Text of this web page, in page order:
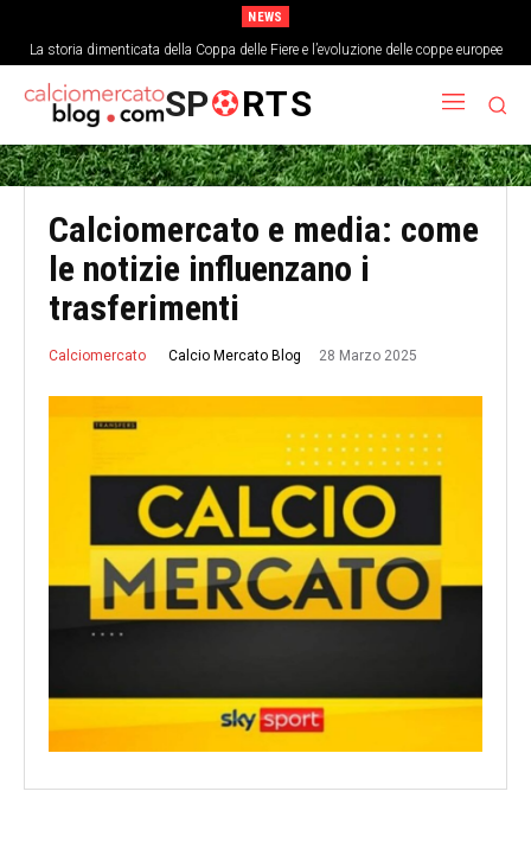
NEWS
La storia dimenticata della Coppa delle Fiere e l’evoluzione delle coppe europee
L’analisi economica del costo di un singolo punto nei top campionati europei
SP RTS
Calciomercato e media: come
le notizie influenzano i
trasferimenti
Calciomercato Calcio Mercato Blog 28 Marzo 2025